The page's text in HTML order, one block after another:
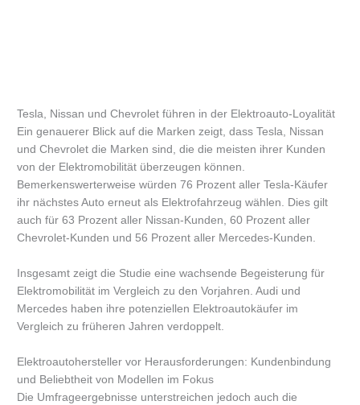
Tesla, Nissan und Chevrolet führen in der Elektroauto-Loyalität
Ein genauerer Blick auf die Marken zeigt, dass Tesla, Nissan
und Chevrolet die Marken sind, die die meisten ihrer Kunden
von der Elektromobilität überzeugen können.
Bemerkenswerterweise würden 76 Prozent aller Tesla-Käufer
ihr nächstes Auto erneut als Elektrofahrzeug wählen. Dies gilt
auch für 63 Prozent aller Nissan-Kunden, 60 Prozent aller
Chevrolet-Kunden und 56 Prozent aller Mercedes-Kunden.
Insgesamt zeigt die Studie eine wachsende Begeisterung für
Elektromobilität im Vergleich zu den Vorjahren. Audi und
Mercedes haben ihre potenziellen Elektroautokäufer im
Vergleich zu früheren Jahren verdoppelt.
Elektroautohersteller vor Herausforderungen: Kundenbindung
und Beliebtheit von Modellen im Fokus
Die Umfrageergebnisse unterstreichen jedoch auch die